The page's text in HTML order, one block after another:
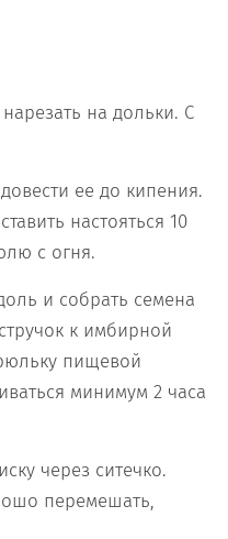
на дольки. С
ее до кипения.
настояться 10
с огня.
и собрать семена
к имбирной
пищевой
минимум 2 часа
через ситечко.
перемешать,